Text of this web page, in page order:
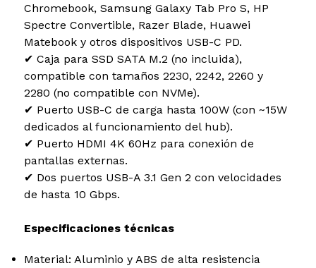
Chromebook, Samsung Galaxy Tab Pro S, HP
Spectre Convertible, Razer Blade, Huawei
Matebook y otros dispositivos USB-C PD.
✔ Caja para SSD SATA M.2 (no incluida),
compatible con tamaños 2230, 2242, 2260 y
2280 (no compatible con NVMe).
✔ Puerto USB-C de carga hasta 100W (con ~15W
dedicados al funcionamiento del hub).
✔ Puerto HDMI 4K 60Hz para conexión de
pantallas externas.
✔ Dos puertos USB-A 3.1 Gen 2 con velocidades
de hasta 10 Gbps.
Especificaciones técnicas
Material: Aluminio y ABS de alta resistencia